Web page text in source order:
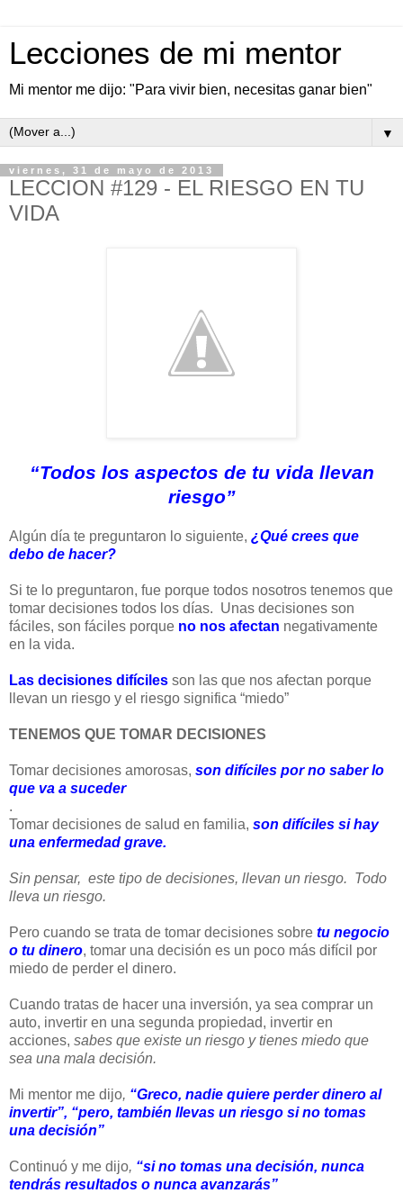
Lecciones de mi mentor
Mi mentor me dijo: "Para vivir bien, necesitas ganar bien"
▼
viernes, 31 de mayo de 2013
LECCION #129 - EL RIESGO EN TU
VIDA
“Todos los aspectos de tu vida llevan
riesgo”
Algún día te preguntaron lo siguiente, ¿Qué crees que
debo de hacer?
Si te lo preguntaron, fue porque todos nosotros tenemos que
tomar decisiones todos los días. Unas decisiones son
fáciles, son fáciles porque no nos afectan negativamente
en la vida.
Las decisiones difíciles son las que nos afectan porque
llevan un riesgo y el riesgo significa “miedo”
TENEMOS QUE TOMAR DECISIONES
Tomar decisiones amorosas, son difíciles por no saber lo
que va a suceder
.
Tomar decisiones de salud en familia, son difíciles si hay
una enfermedad grave.
Sin pensar, este tipo de decisiones, llevan un riesgo. Todo
lleva un riesgo.
Pero cuando se trata de tomar decisiones sobre tu negocio
o tu dinero, tomar una decisión es un poco más difícil por
miedo de perder el dinero.
Cuando tratas de hacer una inversión, ya sea comprar un
auto, invertir en una segunda propiedad, invertir en
acciones, sabes que existe un riesgo y tienes miedo que
sea una mala decisión.
Mi mentor me dijo, “Greco, nadie quiere perder dinero al
invertir”, “pero, también llevas un riesgo si no tomas
una decisión”
Continuó y me dijo, “si no tomas una decisión, nunca
tendrás resultados o nunca avanzarás”